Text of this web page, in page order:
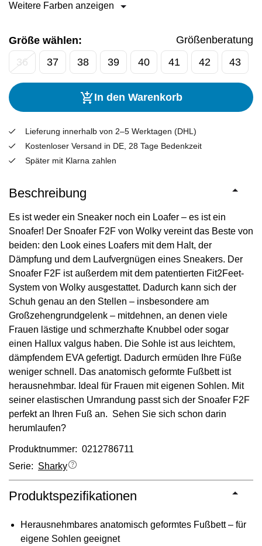
Weitere Farben anzeigen
Größe wählen:
Größenberatung
36
37 38 39 40 41 42 43
In den Warenkorb
Lieferung innerhalb von 2–5 Werktagen (DHL)
Kostenloser Versand in DE, 28 Tage Bedenkzeit
Später mit Klarna zahlen
Beschreibung
Es ist weder ein Sneaker noch ein Loafer – es ist ein
Snoafer! Der Snoafer F2F von Wolky vereint das Beste von
beiden: den Look eines Loafers mit dem Halt, der
Dämpfung und dem Laufvergnügen eines Sneakers. Der
Snoafer F2F ist außerdem mit dem patentierten Fit2Feet-
System von Wolky ausgestattet. Dadurch kann sich der
Schuh genau an den Stellen – insbesondere am
Großzehengrundgelenk – mitdehnen, an denen viele
Frauen lästige und schmerzhafte Knubbel oder sogar
einen Hallux valgus haben. Die Sohle ist aus leichtem,
dämpfendem EVA gefertigt. Dadurch ermüden Ihre Füße
weniger schnell. Das anatomisch geformte Fußbett ist
herausnehmbar. Ideal für Frauen mit eigenen Sohlen. Mit
seiner elastischen Umrandung passt sich der Snoafer F2F
perfekt an Ihren Fuß an. Sehen Sie sich schon darin
herumlaufen?
Produktnummer: 0212786711
Serie: Sharky
Produktspezifikationen
Herausnehmbares anatomisch geformtes Fußbett – für
eigene Sohlen geeignet